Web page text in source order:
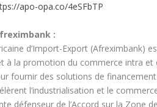
apo-opa.co/4eSFbTP
:
d’Import-Export (Afreximbank)
à la promotion du commerce intra et
fournir des solutions de
l’industrialisation et le
défenseur de l’Accord sur la Zone